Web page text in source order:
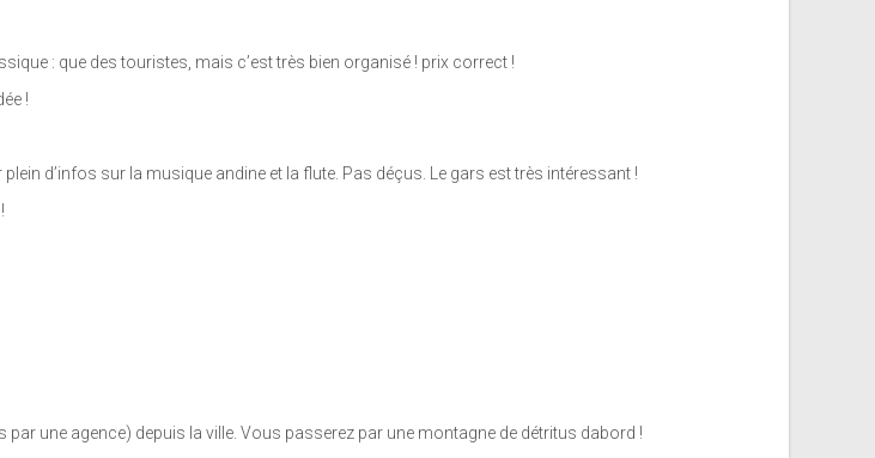
: que des touristes, mais c’est très bien organisé ! prix correct !
!
d’infos sur la musique andine et la flute. Pas déçus. Le gars est très intéressant !
une agence) depuis la ville. Vous passerez par une montagne de détritus dabord !